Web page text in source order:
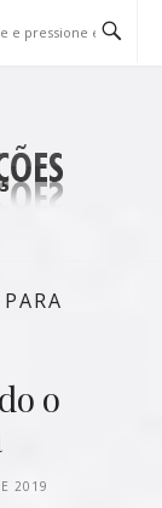
o
2019